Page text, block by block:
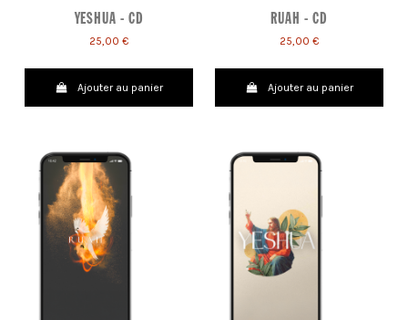
YESHUA - CD
25,00 €
Ajouter au panier
RUAH - CD
25,00 €
Ajouter au panier